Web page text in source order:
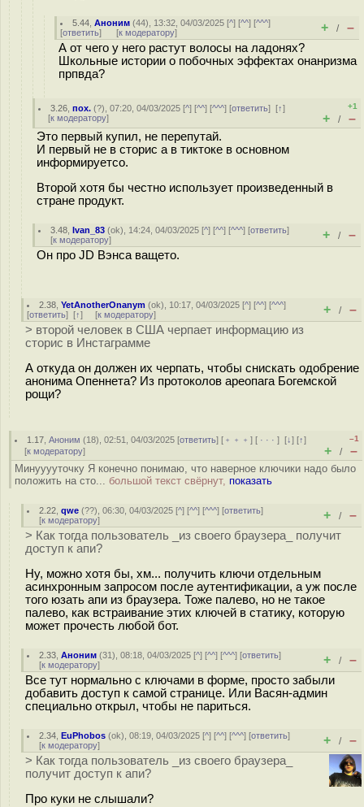
5.44 ,Аноним (44), 13:32, 04/03/2025 [^] [^^] [^^^]
[ответить] [к модератору] + / –
А от чего у него растут волосы на ладонях?
Школьные истории о побочных эффектах онанризма
прпвда?
3.26 ,пох. (?), 07:20, 04/03/2025 [^] [^^] [^^^] [ответить][↑]
[к модератору]
+1
+ / –
Это первый купил, не перепутай.
И первый не в сторис а в тиктоке в основном
информируетсо.
Второй хотя бы честно использует произведенный в
стране продукт.
3.48 ,Ivan_83 (ok), 14:24, 04/03/2025 [^] [^^] [^^^] [ответить]
[к модератору] + / –
Он про JD Вэнса ващето.
2.38 ,YetAnotherOnanym (ok), 10:17, 04/03/2025 [^] [^^] [^^^]
[ответить] [↑] [к модератору] + / –
> второй человек в США черпает информацию из
сторис в Инстаграмме
А откуда он должен их черпать, чтобы снискать одобрение
анонима Опеннета? Из протоколов ареопага Богемской
рощи?
1.17 ,Аноним (18), 02:51, 04/03/2025 [ответить] [ ﹢﹢﹢] [ · · ·][↓] [↑]
[к модератору]
–1
+ / –
Минууууточку Я конечно понимаю, что наверное ключики надо было
положить на сто... большой текст свёрнут, показать
2.22 ,qwe (??), 06:30, 04/03/2025 [^] [^^] [^^^] [ответить]
[к модератору] + / –
> Как тогда пользователь _из своего браузера_ получит
доступ к апи?
Ну, можно хотя бы, хм... получить ключи отдельным
асинхронным запросом после аутентификации, а уж после
того юзать апи из браузера. Тоже палево, но не такое
палево, как встраивание этих ключей в статику, которую
может прочесть любой бот.
2.33 ,Аноним (31), 08:18, 04/03/2025 [^] [^^] [^^^] [ответить]
[к модератору] + / –
Все тут нормально с ключами в форме, просто забыли
добавить доступ к самой странице. Или Васян-админ
специально открыл, чтобы не париться.
2.34 ,EuPhobos (ok), 08:19, 04/03/2025 [^] [^^] [^^^] [ответить]
[к модератору] + / –
> Как тогда пользователь _из своего браузера_
получит доступ к апи?
Про куки не слышали?